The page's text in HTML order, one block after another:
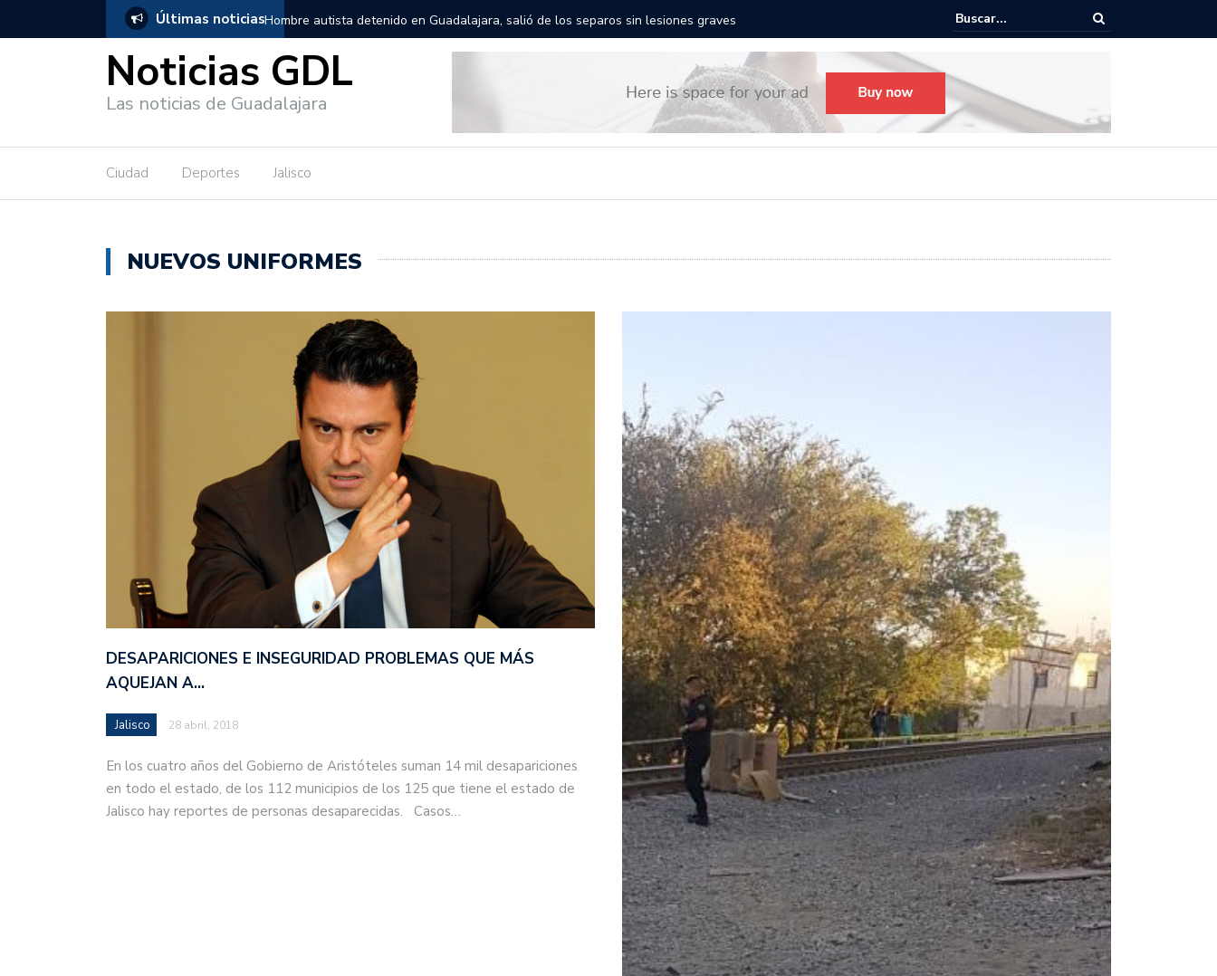
Últimas noticias
Guadalajara, salió de los separos sin lesiones graves Títeres gigantes recorrerán las calles de Guadalajara: aparta la fecha Todo listo para el Festival Desfile Día de Muertos 2025 en
Noticias GDL
Las noticias de Guadalajara
Ciudad Deportes Jalisco
NUEVOS UNIFORMES
DESAPARICIONES E INSEGURIDAD PROBLEMAS QUE MÁS
AQUEJAN A…
Jalisco 28 abril, 2018
En los cuatro años del Gobierno de Aristóteles suman 14 mil desapariciones
en todo el estado, de los 112 municipios de los 125 que tiene el estado de
Jalisco hay reportes de personas desaparecidas. Casos…